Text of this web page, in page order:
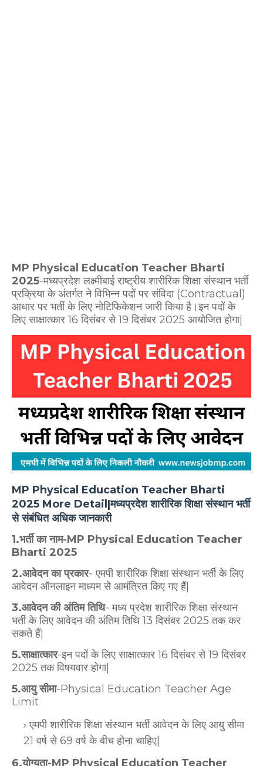
MP Physical Education Teacher Bharti
2025-मध्यप्रदेश लक्ष्मीबाई राष्ट्रीय शारीरिक शिक्षा संस्थान भर्ती
प्रक्रिया के अंतर्गत ने विभिन्न पदों पर संविदा (Contractual)
आधार पर भर्ती के लिए नोटिफिकेशन जारी किया है।इन पदों के
लिए साक्षात्कार 16 दिसंबर से 19 दिसंबर 2025 आयोजित होगा|
MP Physical Education Teacher Bharti
2025 More Detail|मध्यप्रदेश शारीरिक शिक्षा संस्थान भर्ती
से संबंधित अधिक जानकारी
1.भर्ती का नाम-MP Physical Education Teacher
Bharti 2025
2.आवेदनका प्रकार- एमपी शारीरिक शिक्षा संस्थान भर्ती के लिए
आवेदन ऑनलाइन माध्यम से आमंत्रित किए गए हैं|
3.आवेदन की अंतिम तिथि- मध्य प्रदेश शारीरिक शिक्षा संस्थान
भर्ती के लिए आवेदन की अंतिम तिथि 13 दिसंबर 2025 तक कर
सकते हैं|
5.साक्षात्कार-इन पदों के लिए साक्षात्कार 16 दिसंबर से 19 दिसंबर
2025 तक विषयवार होगा|
5.आयु सीमा-Physical Education Teacher Age
Limit
एमपी शारीरिक शिक्षा संस्थान भर्ती आवेदन के लिए आयु सीमा
21 वर्ष से 69 वर्ष के बीच होना चाहिए|
6.योग्यता-MP Physical Education Teacher